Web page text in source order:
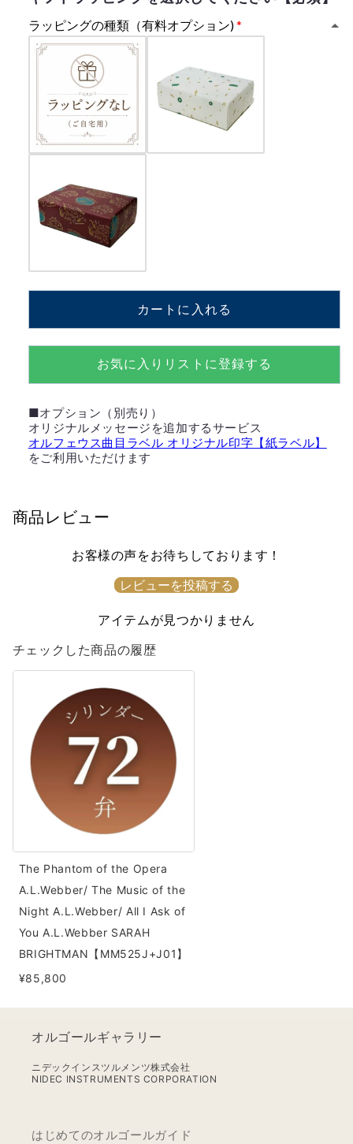
Opera
A.L.Webber/
The
Music
the
Night
A.L.Webber/
All
Ask
of
You
A.L.Webber
量
減
す
Opera
A.L.Webber/
The
the
A.L.Webber/
All
Ask
of
You
量
を
増
や
す
ラッピングの種類（有料オプション)
カートに入れる
お気に入りリストに登録する
■オプション（別売り）
オリジナルメッセージを追加するサービス
オルフェウス曲目ラベル オリジナル印字【紙ラベル】
をご利用いただけます
商品レビュー
お客様の声をお待ちしております！
レビューを投稿する
アイテムが見つかりません
チェックした商品の履歴
Phantom
the
Opera
A.L.Webber/
of
the
Night
A.L.Webber/
All
Ask
A.L.Webber
SARAH
BRIGHTMAN【MM525J+J01】
The Phantom of the Opera
A.L.Webber/ The Music of the
Night A.L.Webber/ All I Ask of
You A.L.Webber SARAH
BRIGHTMAN【MM525J+J01】
¥85,800
オルゴールギャラリー
ニデックインスツルメンツ株式会社
NIDEC INSTRUMENTS CORPORATION
はじめてのオルゴールガイド